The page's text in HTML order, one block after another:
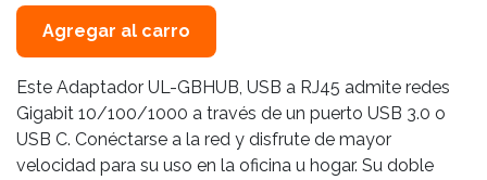
Agregar al carro
Este Adaptador UL-GBHUB, USB a RJ45 admite redes
Gigabit 10/100/1000 a través de un puerto USB 3.0 o
USB C. Conéctarse a la red y disfrute de mayor
velocidad para su uso en la oficina u hogar. Su doble